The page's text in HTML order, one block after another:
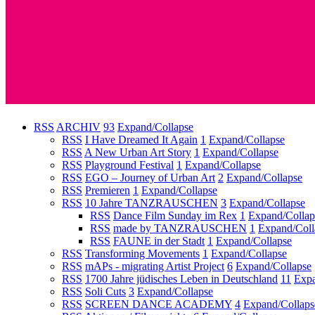
RSS ARCHIV 93 Expand/Collapse
RSS I Have Dreamed It Again 1 Expand/Collapse
RSS A New Urban Art Story 1 Expand/Collapse
RSS Playground Festival 1 Expand/Collapse
RSS EGO – Journey of Urban Art 2 Expand/Collapse
RSS Premieren 1 Expand/Collapse
RSS 10 Jahre TANZRAUSCHEN 3 Expand/Collapse
RSS Dance Film Sunday im Rex 1 Expand/
RSS made by TANZRAUSCHEN 1 Expand/
RSS FAUNE in der Stadt 1 Expand/Collapse
RSS Transforming Movements 1 Expand/Collapse
RSS mAPs - migrating Artist Project 6 Expand/Collapse
RSS 1700 Jahre jüdisches Leben in Deutschland 11
RSS Soli Cuts 3 Expand/Collapse
RSS SCREEN DANCE ACADEMY 4 Expand/